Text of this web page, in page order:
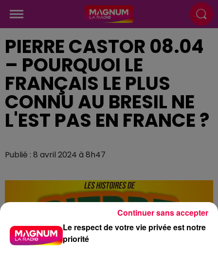
PIERRE CASTOR 08.04
– POURQUOI LE
FRANÇAIS LE PLUS
CONNU AU BRESIL NE
L'EST PAS EN FRANCE ?
Publié : 8 avril 2024 à 8h47
Le respect de votre vie privée est notre
priorité
Continuer sans accepter